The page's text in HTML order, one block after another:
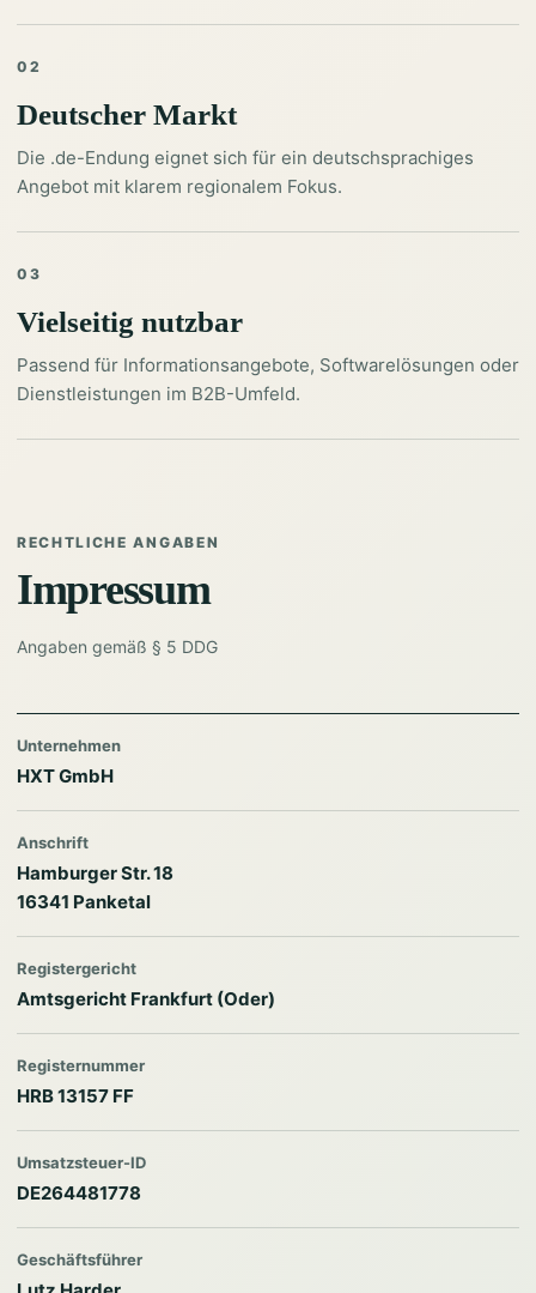
02
Deutscher Markt
Die .de-Endung eignet sich für ein deutschsprachiges
Angebot mit klarem regionalem Fokus.
03
Vielseitig nutzbar
Passend für Informationsangebote, Softwarelösungen oder
Dienstleistungen im B2B-Umfeld.
RECHTLICHE ANGABEN
Impressum
Angaben gemäß § 5 DDG
Unternehmen
HXT GmbH
Anschrift
Hamburger Str. 18
16341 Panketal
Registergericht
Amtsgericht Frankfurt (Oder)
Registernummer
HRB 13157 FF
Umsatzsteuer-ID
DE264481778
Geschäftsführer